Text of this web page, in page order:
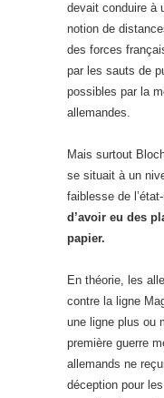
devait conduire à
notion de
des forces
par les sauts de
possibles par la
allemandes.
Mais surtout
se situait à un
faiblesse de
d’avoir eu des
papier.
En théorie, les
contre la ligne
une ligne plus ou
première guerre
allemands ne
déception pour